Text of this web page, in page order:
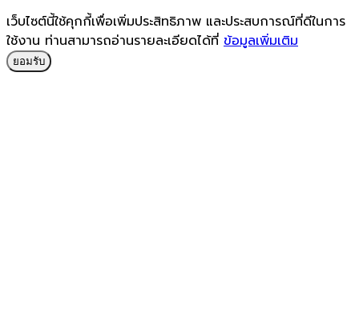
เว็บไซต์นี้ใช้คุกกี้เพื่อเพิ่มประสิทธิภาพ และประสบการณ์ที่ดีในการ
ใช้งาน ท่านสามารถอ่านรายละเอียดได้ที่ ข้อมูลเพิ่มเติม
ยอมรับ